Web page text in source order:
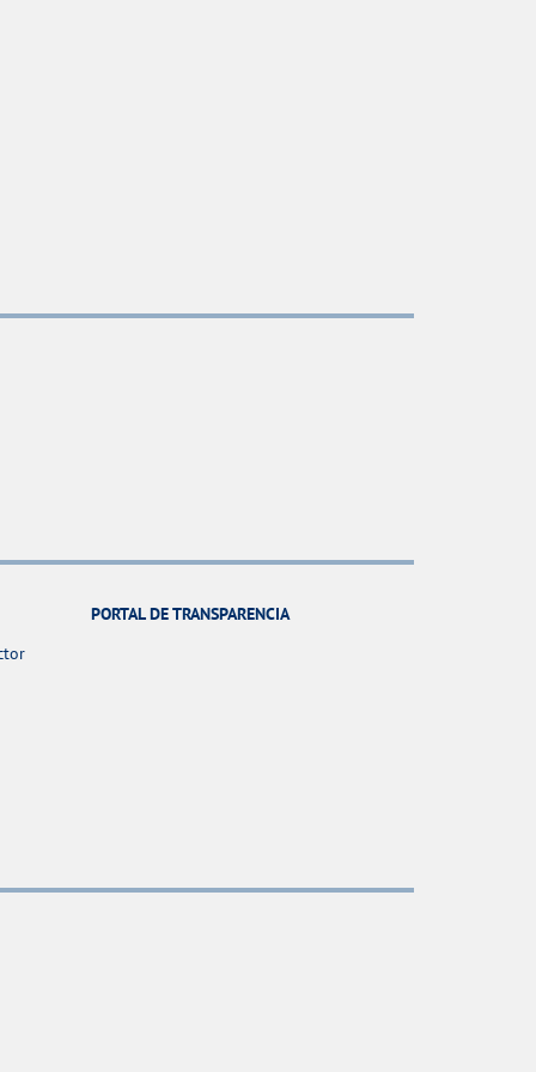
PORTAL DE TRANSPARENCIA